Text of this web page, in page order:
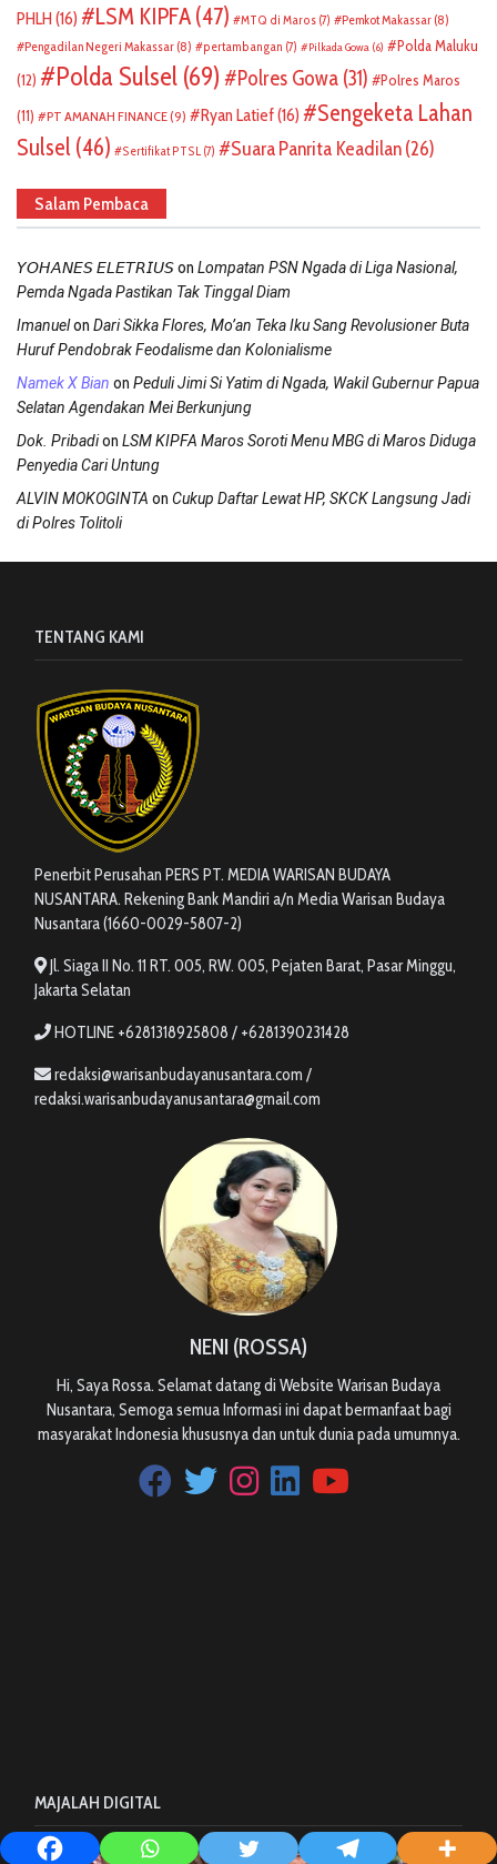
PHLH (16) LSM KIPFA (47) MTQ di Maros (7) Pemkot Makassar (8)
Pengadilan Negeri Makassar (8) pertambangan (7) Pilkada Gowa (6)
Polda Maluku
(12)
Polda Sulsel (69) Polres Gowa (31)
Polres Maros
(11)
PT AMANAH FINANCE(9) Ryan Latief(16)
Sengeketa Lahan
Sulsel (46) Sertifikat PTSL (7) Suara Panrita Keadilan(26)
Salam Pembaca
𝘠𝘖𝘏𝘈𝘕𝘌𝘚 𝘌𝘓𝘌𝘛𝘙𝘐𝘜𝘚on Lompatan PSN Ngada di Liga Nasional,
Pemda Ngada Pastikan Tak Tinggal Diam
Imanuelon Dari Sikka Flores, Mo’an Teka Iku Sang Revolusioner Buta
Huruf Pendobrak Feodalisme dan Kolonialisme
Namek X Bian on Peduli Jimi Si Yatim di Ngada, Wakil Gubernur Papua
Selatan Agendakan Mei Berkunjung
Dok. Pribadion LSM KIPFA Maros Soroti Menu MBG di Maros Diduga
Penyedia Cari Untung
ALVIN MOKOGINTA on Cukup Daftar Lewat HP, SKCK Langsung Jadi
di Polres Tolitoli
TENTANG KAMI
Penerbit Perusahan PERS PT. MEDIA WARISAN BUDAYA
NUSANTARA. Rekening Bank Mandiri a/n Media Warisan Budaya
Nusantara (1660-0029-5807-2)
Jl. Siaga II No. 11 RT. 005, RW. 005, Pejaten Barat, Pasar Minggu,
Jakarta Selatan
HOTLINE +6281318925808 / +6281390231428
redaksi@warisanbudayanusantara.com /
redaksi.warisanbudayanusantara@gmail.com
NENI (ROSSA)
Hi, Saya Rossa. Selamat datang di Website Warisan Budaya
Nusantara, Semoga semua Informasi ini dapat bermanfaat bagi
masyarakat Indonesia khususnya dan untuk dunia pada umumnya.
MAJALAH DIGITAL